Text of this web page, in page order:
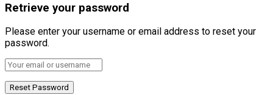
Retrieve your password
Please enter your username or email address to reset your
password.